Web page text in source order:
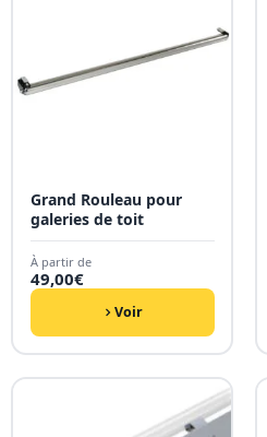
Grand Rouleau pour
galeries de toit
À partir de
49,00€
Voir